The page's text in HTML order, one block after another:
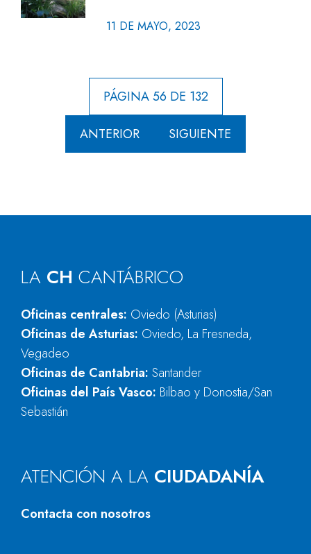
11 DE MAYO, 2023
PÁGINA 56 DE 132
ANTERIOR SIGUIENTE
LA CH CANTÁBRICO
Oficinas centrales: Oviedo (Asturias)
Oficinas de Asturias: Oviedo, La Fresneda,
Vegadeo
Oficinas de Cantabria: Santander
Oficinas del País Vasco: Bilbao y Donostia/San
Sebastián
ATENCIÓN A LA CIUDADANÍA
Contacta con nosotros